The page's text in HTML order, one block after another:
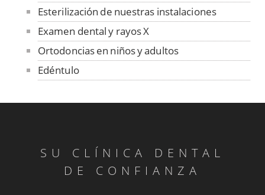
Esterilización de nuestras instalaciones
Examen dental y rayos X
Ortodoncias en niños y adultos
Edéntulo
Absceso Periodontal
Anquilosis
SU CLÍNICA DENTAL
DE CONFIANZA